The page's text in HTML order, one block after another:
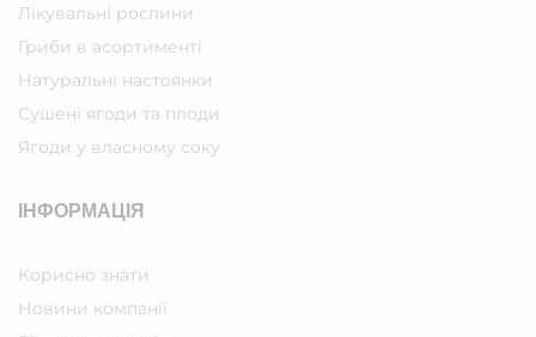
Лікувальні рослини
Гриби в асортименті
Натуральні настоянки
Сушені ягоди та плоди
Ягоди у власному соку
ІНФОРМАЦІЯ
Корисно знати
Новини компанії